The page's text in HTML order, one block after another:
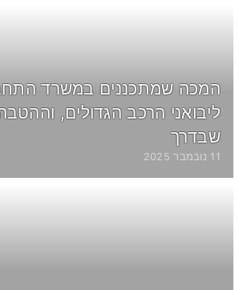
המכה שמתכננים במשרד
ליבואני הרכב הגדולים,
שבדרך
11 נובמבר 2025